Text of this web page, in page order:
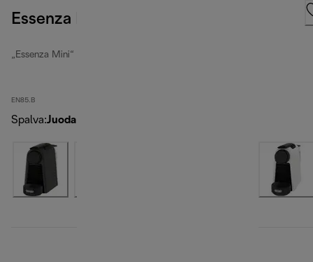
Essenza Mini, Black
„Essenza Mini“
EN85.B
Spalva:Juoda